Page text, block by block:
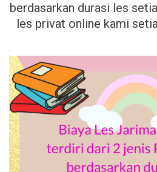
berdasarkan durasi les
les privat online kami